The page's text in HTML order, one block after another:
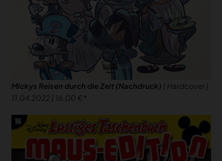
Mickys Reisen durch die Zeit (Nachdruck) | Hardcover |
11.04.2022 | 16,00 €